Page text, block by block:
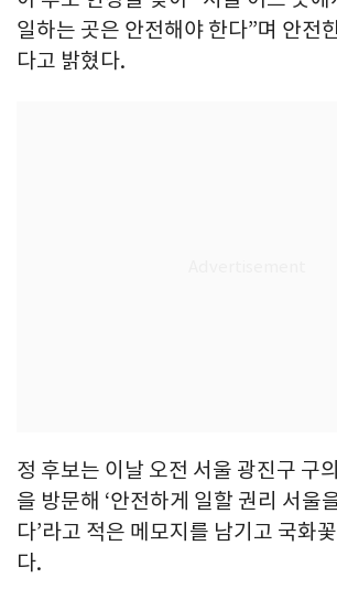
일하는 곳은 안전해야 한다”며 안전
다고 밝혔다.
정 후보는 이날 오전 서울 광진구 구
을 방문해 ‘안전하게 일할 권리 서울
다’라고 적은 메모지를 남기고 국화
다.